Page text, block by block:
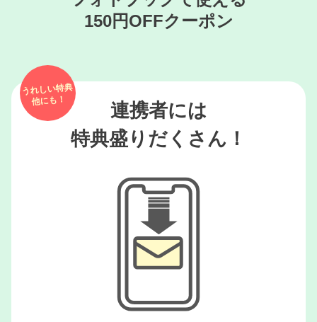
150円OFFクーポン
うれしい特典
他にも！
連携者には
特典盛りだくさん！